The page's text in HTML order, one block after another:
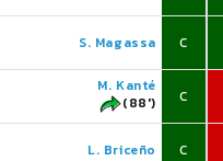
S. Magassa C
M. Kanté
(88')
C
L. Briceño C